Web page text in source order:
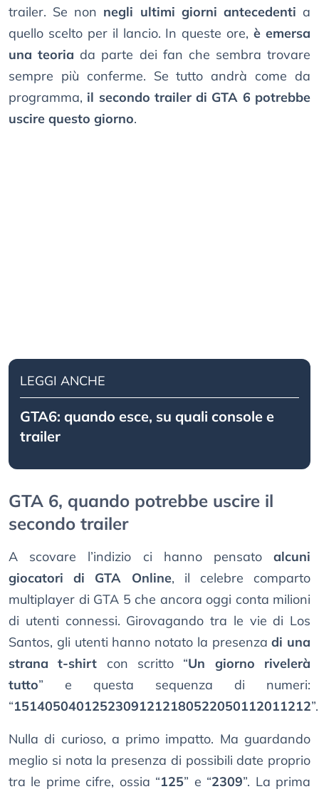
trailer. Se non negli ultimi giorni antecedenti a
quello scelto per il lancio. In queste ore,è emersa
una teoria da parte dei fan che sembra trovare
sempre più conferme. Se tutto andrà come da
programma, il secondo trailer di GTA 6 potrebbe
uscire questo giorno.
LEGGI ANCHE
GTA6: quando esce, su quali console e
trailer
GTA 6, quando potrebbe uscire il
secondo trailer
A scovare l’indizio ci hanno pensato alcuni
giocatori di GTA Online, il celebre comparto
multiplayer di GTA 5 che ancora oggi conta milioni
di utenti connessi. Girovagando tra le vie di Los
Santos, gli utenti hanno notato la presenzadi una
strana t-shirt con scritto “Un giorno rivelerà
tutto” e questa sequenza di numeri:
“15140504012523091212180522050112011212”.
Nulla di curioso, a primo impatto. Ma guardando
meglio si nota la presenza di possibili date proprio
tra le prime cifre, ossia “125” e “2309”. La prima